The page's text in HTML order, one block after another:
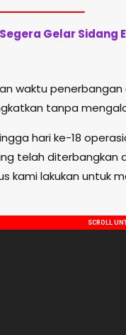
Gelar Sidang
waktu
tanpa
hari ke-18
telah
kami lakukan untuk